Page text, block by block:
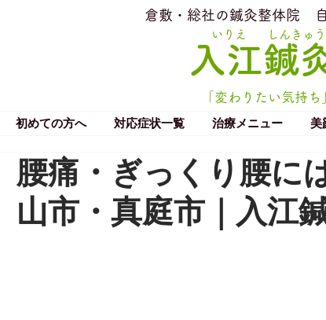
いりえ
​倉敷・総社の鍼灸整体院
入江鍼
しんきゅう
「変わりたい気持
初めての方へ 対応症状一覧 治療メニュー 美
腰痛・ぎっくり腰に
山市・真庭市｜入江